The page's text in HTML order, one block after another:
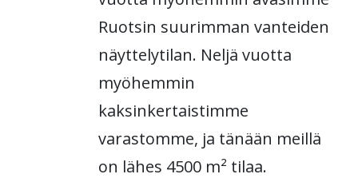
Ruotsin suurimman vanteiden
näyttelytilan. Neljä vuotta
myöhemmin
kaksinkertaistimme
varastomme, ja tänään meillä
on lähes 4500 m² tilaa.